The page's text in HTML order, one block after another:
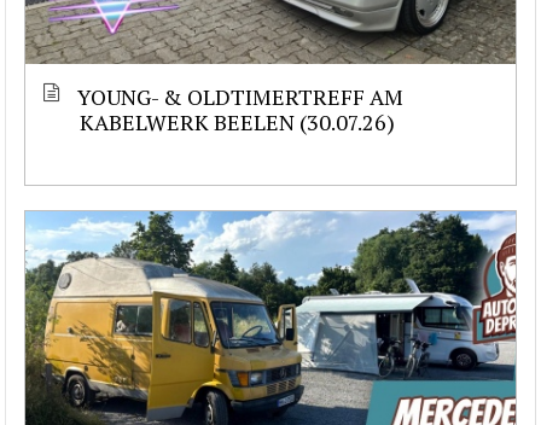
YOUNG- & OLDTIMERTREFF AM
KABELWERK BEELEN (30.07.26)